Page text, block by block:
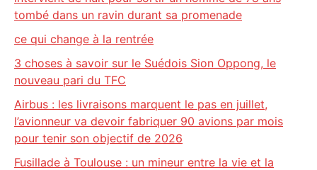
tombé dans un ravin durant sa promenade
ce qui change à la rentrée
3 choses à savoir sur le Suédois Sion Oppong, le
nouveau pari du TFC
Airbus : les livraisons marquent le pas en juillet,
l’avionneur va devoir fabriquer 90 avions par mois
pour tenir son objectif de 2026
Fusillade à Toulouse : un mineur entre la vie et la